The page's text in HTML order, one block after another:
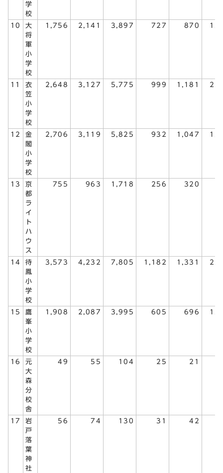
学
校
10
大
将
軍
小
学
校
1,756 2,141 3,897 727 870
11
衣
笠
小
学
校
2,648 3,127 5,775 999 1,181
12
金
閣
小
学
校
2,706 3,119 5,825 932 1,047
13
京
都
ラ
イ
ト
ハ
ウ
ス
755 963 1,718 256 320
14
待
鳳
小
学
校
3,573 4,232 7,805 1,182 1,331
15
鷹
峯
小
学
校
1,908 2,087 3,995 605 696
16
元
大
森
分
校
舎
49 55 104 25 21
17
岩
戸
落
葉
神
社
56 74 130 31 42